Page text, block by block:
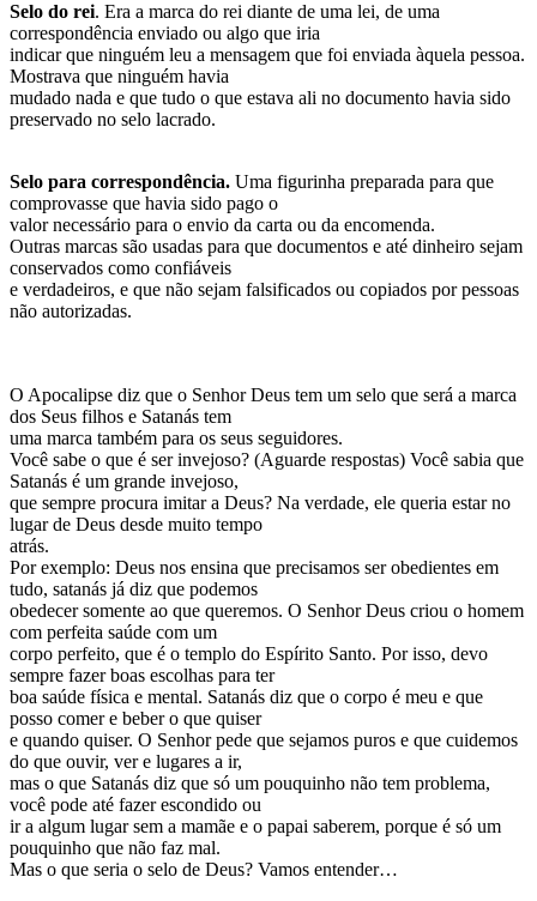
Selo do rei. Era a marca do rei diante de uma lei, de uma
correspondência enviado ou algo que iria
indicar que ninguém leu a mensagem que foi enviada àquela pessoa.
Mostrava que ninguém havia
mudado nada e que tudo o que estava ali no documento havia sido
preservado no selo lacrado.
Selo para correspondência. Uma figurinha preparada para que
comprovasse que havia sido pago o
valor necessário para o envio da carta ou da encomenda.
Outras marcas são usadas para que documentos e até dinheiro sejam
conservados como confiáveis
e verdadeiros, e que não sejam falsificados ou copiados por pessoas
não autorizadas.
O Apocalipse diz que o Senhor Deus tem um selo que será a marca
dos Seus filhos e Satanás tem
uma marca também para os seus seguidores.
Você sabe o que é ser invejoso? (Aguarde respostas) Você sabia que
Satanás é um grande invejoso,
que sempre procura imitar a Deus? Na verdade, ele queria estar no
lugar de Deus desde muito tempo
atrás.
Por exemplo: Deus nos ensina que precisamos ser obedientes em
tudo, satanás já diz que podemos
obedecer somente ao que queremos. O Senhor Deus criou o homem
com perfeita saúde com um
corpo perfeito, que é o templo do Espírito Santo. Por isso, devo
sempre fazer boas escolhas para ter
boa saúde física e mental. Satanás diz que o corpo é meu e que
posso comer e beber o que quiser
e quando quiser. O Senhor pede que sejamos puros e que cuidemos
do que ouvir, ver e lugares a ir,
mas o que Satanás diz que só um pouquinho não tem problema,
você pode até fazer escondido ou
ir a algum lugar sem a mamãe e o papai saberem, porque é só um
pouquinho que não faz mal.
Mas o que seria o selo de Deus? Vamos entender…